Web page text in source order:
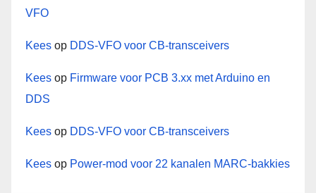
VFO
Kees op DDS-VFO voor CB-transceivers
Kees op Firmware voor PCB 3.xx met Arduino en
DDS
Kees op DDS-VFO voor CB-transceivers
Kees op Power-mod voor 22 kanalen MARC-bakkies